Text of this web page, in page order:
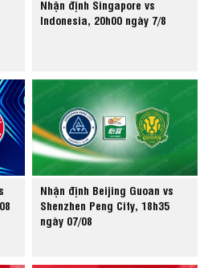
Nhận định Singapore vs
Indonesia, 20h00 ngày 7/8
Nhận định Beijing Guoan vs
Shenzhen Peng City, 18h35
ngày 07/08